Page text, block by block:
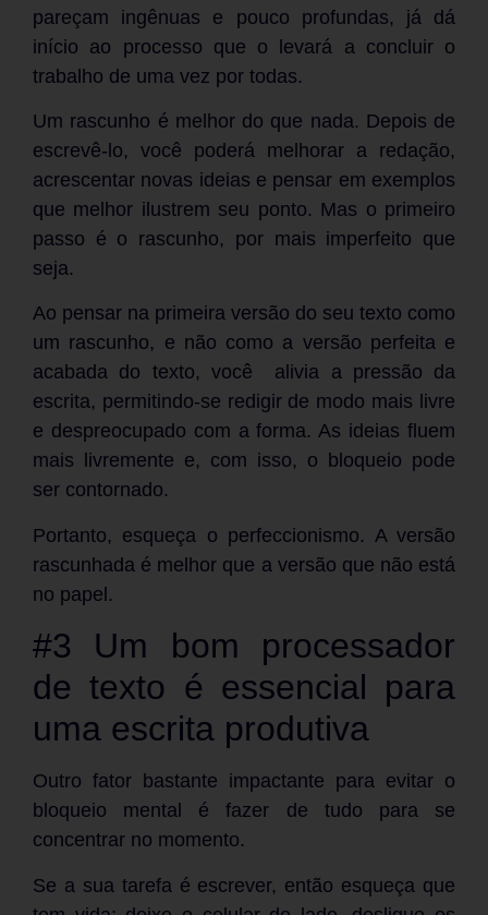
pareçam ingênuas e pouco profundas, já dá
início ao processo que o levará a concluir o
trabalho de uma vez por todas.
Um rascunho é melhor do que nada. Depois de
escrevê-lo, você poderá melhorar a redação,
acrescentar novas ideias e pensar em exemplos
que melhor ilustrem seu ponto. Mas o primeiro
passo é o rascunho, por mais imperfeito que
seja.
Ao pensar na primeira versão do seu texto como
um rascunho, e não como a versão perfeita e
acabada do texto, você alivia a pressão da
escrita, permitindo-se redigir de modo mais livre
e despreocupado com a forma. As ideias fluem
mais livremente e, com isso, o bloqueio pode
ser contornado.
Portanto, esqueça o perfeccionismo. A versão
rascunhada é melhor que a versão que não está
no papel.
#3 Um bom processador
de texto é essencial para
uma escrita produtiva
Outro fator bastante impactante para evitar o
bloqueio mental é fazer de tudo para se
concentrar no momento.
Se a sua tarefa é escrever, então esqueça que